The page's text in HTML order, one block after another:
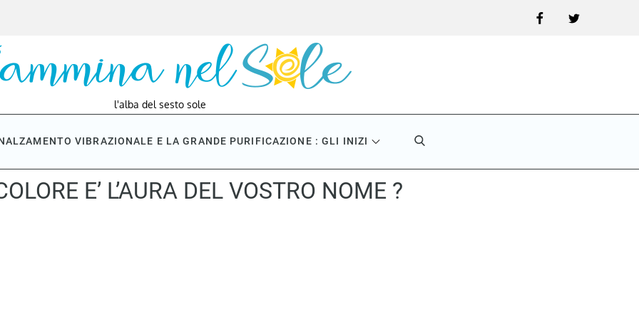
FacebookTwitter
l'alba del sesto sole
VIBRAZIONALE E LA GRANDE PURIFICAZIONE : GLI INIZI
E’ L’AURA DEL VOSTRO NOME ?